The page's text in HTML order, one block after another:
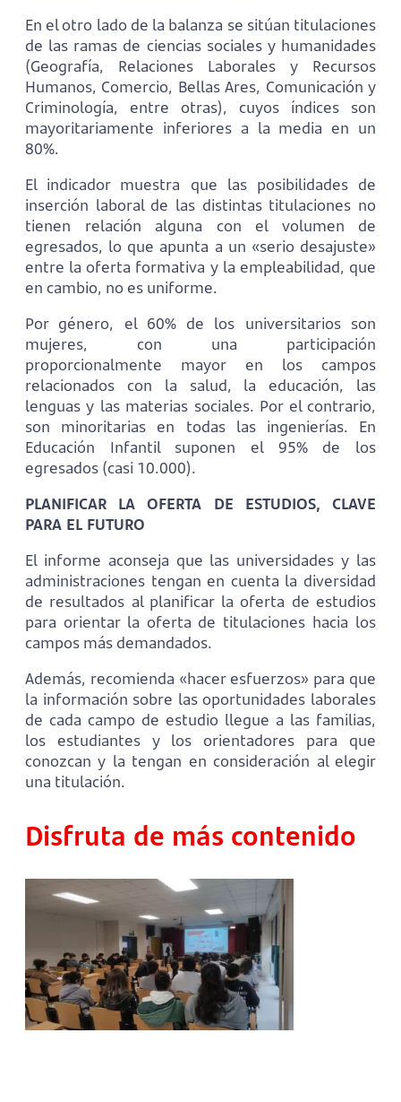
En el otro lado de la balanza se sitúan titulaciones
de las ramas de ciencias sociales y humanidades
(Geografía, Relaciones Laborales y Recursos
Humanos, Comercio, Bellas Ares, Comunicación y
Criminología, entre otras), cuyos índices son
mayoritariamente inferiores a la media en un
80%.
El indicador muestra que las posibilidades de
inserción laboral de las distintas titulaciones no
tienen relación alguna con el volumen de
egresados, lo que apunta a un «serio desajuste»
entre la oferta formativa y la empleabilidad, que
en cambio, no es uniforme.
Por género, el 60% de los universitarios son
mujeres, con una participación
proporcionalmente mayor en los campos
relacionados con la salud, la educación, las
lenguas y las materias sociales. Por el contrario,
son minoritarias en todas las ingenierías. En
Educación Infantil suponen el 95% de los
egresados (casi 10.000).
PLANIFICAR LA OFERTA DE ESTUDIOS, CLAVE
PARA EL FUTURO
El informe aconseja que las universidades y las
administraciones tengan en cuenta la diversidad
de resultados al planificar la oferta de estudios
para orientar la oferta de titulaciones hacia los
campos más demandados.
Además, recomienda «hacer esfuerzos» para que
la información sobre las oportunidades laborales
de cada campo de estudio llegue a las familias,
los estudiantes y los orientadores para que
conozcan y la tengan en consideración al elegir
una titulación.
Disfruta de más contenido